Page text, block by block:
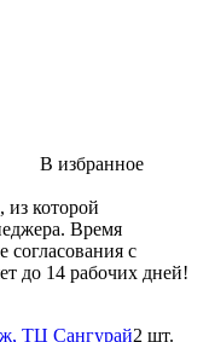
В избранное
которой
Время
согласования с
до 14 рабочих дней!
ТЦ Сангурай2 шт.